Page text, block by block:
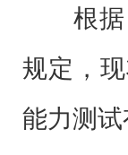
根据《
规定，
能力测试